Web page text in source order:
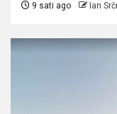
9 sati ago Ian